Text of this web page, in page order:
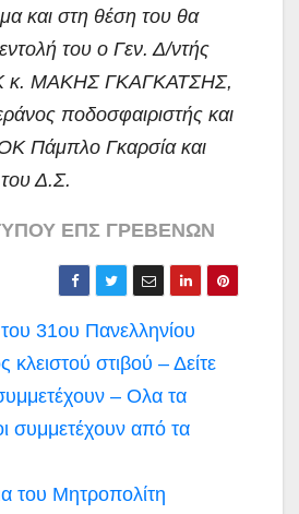
και στη θέση του θα
του ο Γεν. Δ/ντής
κ. ΜΑΚΗΣ ΓΚΑΓΚΑΤΣΗΣ,
ποδοσφαιριστής και
Πάμπλο Γκαρσία και
Δ.Σ.
ΕΠΣ ΓΡΕΒΕΝΩΝ
31ου Πανελληνίου
στιβού – Δείτε
– Ολα τα
συμμετέχουν από τα
του Μητροπολίτη